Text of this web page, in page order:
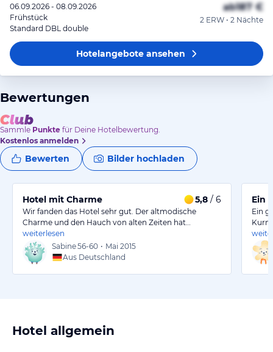
06.09.2026 - 08.09.2026
Frühstück
Standard DBL double
ab187 €
2 ERW • 2 Nächte
Hotelangeboteansehen
Bewertungen
Sammle Punkte für Deine Hotelbewertung.
Kostenlos anmelden
Bewerten Bilder hochladen
Hotel mit Charme 5,8 / 6
Wir fanden das Hotel sehr gut. Der altmodische
Charme und den Hauch von alten Zeiten hat…
weiterlesen
Sabine56-60 • Mai 2015
Aus Deutschland
Ein
Hotel allgemein